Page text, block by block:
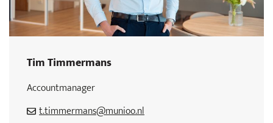
Tim Timmermans
Accountmanager
t.timmermans@munioo.nl